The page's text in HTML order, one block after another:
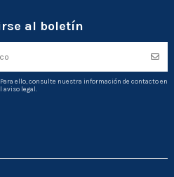
al boletín
ello, consulte nuestra información de contacto en
aviso legal.